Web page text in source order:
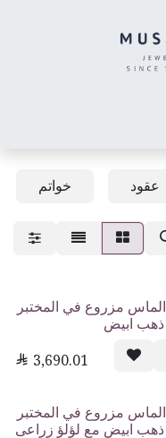
عقود خواتم
مزروع في المختبر
ابيض
 3,690.01
مزروع في المختبر
ابيض مع لؤلؤ زراعى